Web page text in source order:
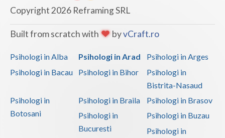
Copyright 2026 Reframing SRL
Built from scratch with byvCraft.ro
Psihologi in Alba Psihologi in Arad
Psihologi in Arges
Psihologi in Bacau
Psihologi in Bihor
Psihologi in
Bistrita-Nasaud
Psihologi in
Botosani
Psihologi in Braila
Psihologi in Brasov
Psihologi in
Bucuresti
Psihologi in Buzau
Psihologi in